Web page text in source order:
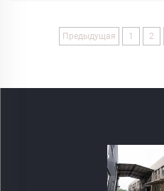
Предыдущая 1 2